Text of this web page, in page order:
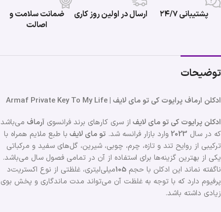
پشتیبانی ۲۴/۷ ارسال در اولین روز کاری
ضمانت سلامت و
اصالت
توضیحات
ادکلن ارماف پرایوت کی تو مای لایف | Armaf Private Key To My Life
ادکلن پرایوت کی تو مای لایف از سری کارهای برند فرانسوی آرماف می‌باشد
که در سال 2023 وارد بازار فرانسه شد. تو مای لایف با طبع ملایم همراه با
ترکیبی از روایح تند و تازه، چرم، چوبی، شیرین، گل‌های سفید و مرکباتی
یکی از بهترین گزینه‌ها برای استفاده از آن در تمامی فصول سال می‌باشد.
ناگفته نماند این ادکلن با حجم 105میلی‌لیتری، غلظتی از نوع اکستریت‌د
پرفیوم دارد که با توجه به غلظت آن می‌تواند مدت ماندگاری و پخش بوی
زیادی داشته باشد.